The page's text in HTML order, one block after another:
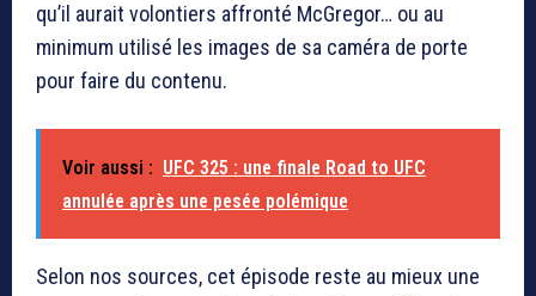
qu’il aurait volontiers affronté McGregor… ou au
minimum utilisé les images de sa caméra de porte
pour faire du contenu.
Voir aussi : UFC 325 : une finale Road to UFC
annulée après une pesée polémique
Selon nos sources, cet épisode reste au mieux une